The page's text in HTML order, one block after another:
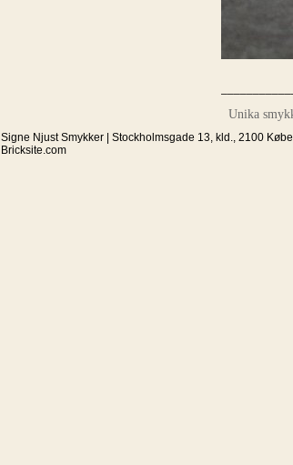
Unika
Signe Njust Smykker | Stockholmsgade 13, kld., 2100
Bricksite.com